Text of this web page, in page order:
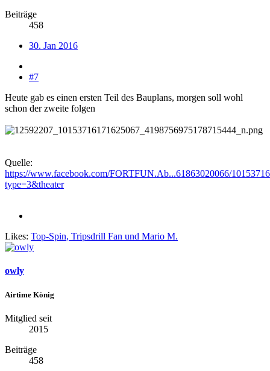
Beiträge
458
30. Jan 2016
#7
Heute gab es einen ersten Teil des Bauplans, morgen soll wohl
schon der zweite folgen
Quelle:
https://www.facebook.com/FORTFUN.Ab...61863020066/
type=3&theater
Likes: Top-Spin, Tripsdrill Fan und Mario M.
owly
Airtime König
Mitglied seit
2015
Beiträge
458